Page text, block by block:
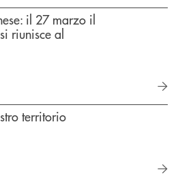
il 27 marzo il
riunisce al
territorio